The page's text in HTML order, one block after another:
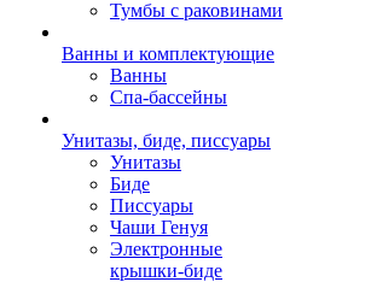
Тумбы с раковинами
Ванны и комплектующие
Ванны
Спа-бассейны
Унитазы, биде, писсуары
Унитазы
Биде
Писсуары
Чаши Генуя
Электронные
крышки-биде